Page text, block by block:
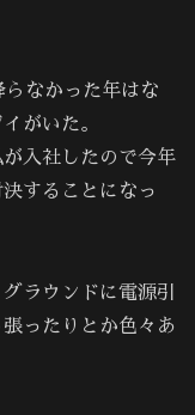
らなかった年はな
がいた。
入社したので今年
することになっ
ラウンドに電源引
ったりとか色々あ